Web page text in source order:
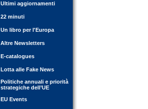
Ultimi aggiornamenti
22 minuti
Un libro per l'Europa
Altre Newsletters
E-catalogues
Lotta alle Fake News
Politiche annuali e priorità
strategiche dell’UE
EU Events